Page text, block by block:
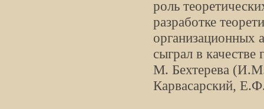
роль
разработке
организационных
сыграл в
М. Бехтерева
Карвасарский,